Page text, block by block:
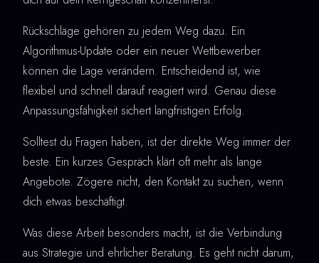
Rückschläge gehören zu jedem Weg dazu. Ein
Algorithmus-Update oder ein neuer Wettbewerber
können die Lage verändern. Entscheidend ist, wie
flexibel und schnell darauf reagiert wird. Genau diese
Anpassungsfähigkeit sichert langfristigen Erfolg.
Solltest du Fragen haben, ist der direkte Weg immer der
beste. Ein kurzes Gespräch klärt oft mehr als lange
Angebote. Zögere nicht, den Kontakt zu suchen, wenn
dich etwas beschäftigt.
Was diese Arbeit besonders macht, ist die Verbindung
aus Strategie und ehrlicher Beratung. Es geht nicht darum,